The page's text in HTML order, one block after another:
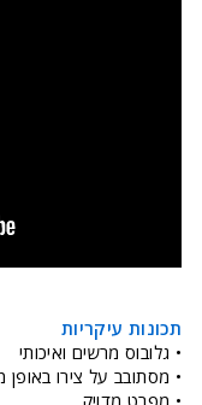
תכונות עיקריות
• גלובוס מרשים ואיכותי
• מסתובב על צירו באופן